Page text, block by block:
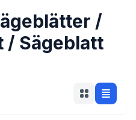
/
/ Sägeblatt